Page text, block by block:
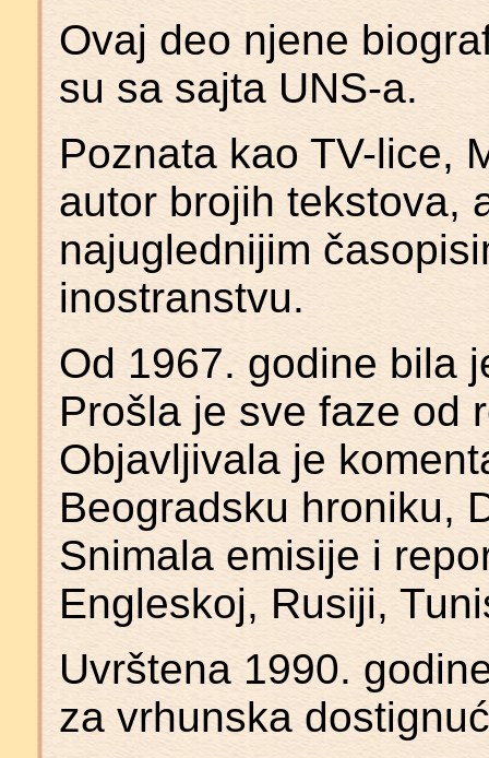
Ovaj deo njene
su sa sajta UNS-a.
Poznata kao TV-lice,
autor brojih tekstova,
najuglednijim
inostranstvu.
Od 1967. godine bila
Prošla je sve faze od
Objavljivala je
Beogradsku hroniku,
Snimala emisije i
Engleskoj, Rusiji,
Uvrštena 1990.
za vrhunska